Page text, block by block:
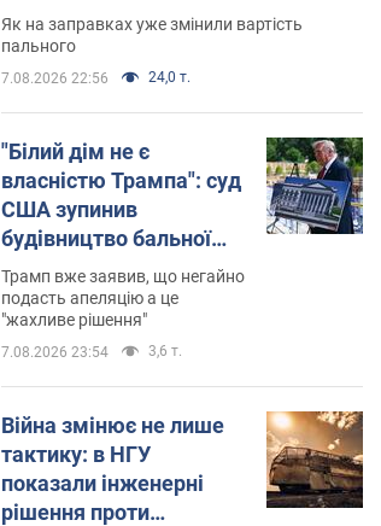
Як на заправках уже змінили вартість
пального
7.08.2026 22:56 24,0 т.
"Білий дім не є
власністю Трампа": суд
США зупинив
будівництво бальної
зали за $400 млн
Трамп вже заявив, що негайно
подасть апеляцію а це
"жахливе рішення"
7.08.2026 23:54 3,6 т.
Війна змінює не лише
тактику: в НГУ
показали інженерні
рішення проти